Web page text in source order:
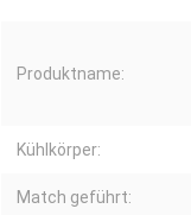
Produktname:
Kühlkörper:
Match geführt: